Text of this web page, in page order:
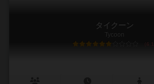
タイクーン
Tycoon
6.1